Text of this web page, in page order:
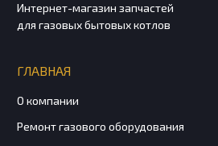
Интернет-магазин запчастей
для газовых бытовых котлов
ГЛАВНАЯ
О компании
Ремонт газового оборудования